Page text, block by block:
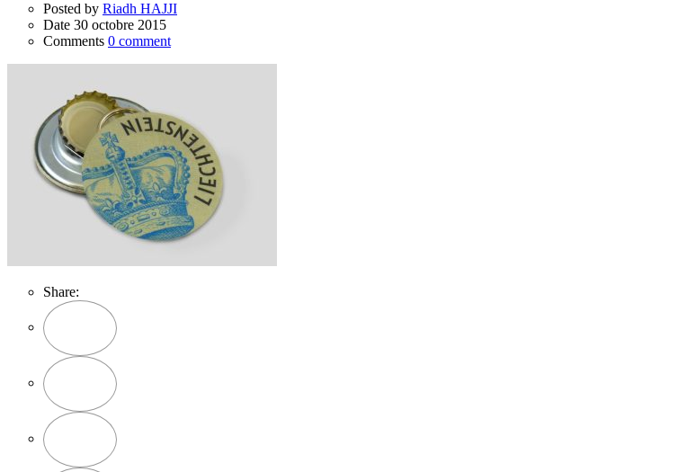
Posted by Riadh HAJJI
Date 30 octobre 2015
Comments 0 comment
Share: